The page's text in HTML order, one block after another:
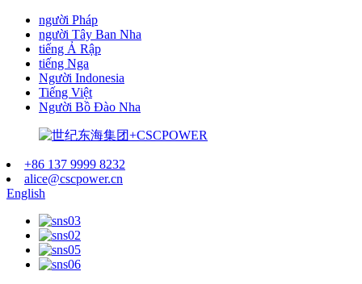
người Pháp
người Tây Ban Nha
tiếng Ả Rập
tiếng Nga
Người Indonesia
Tiếng Việt
Người Bồ Đào Nha
+86 137 9999 8232
alice@cscpower.cn
English